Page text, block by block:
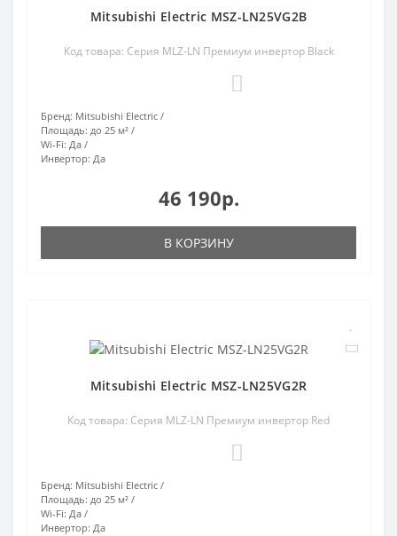
Mitsubishi Electric MSZ-LN25VG2B
Код товара: Серия MLZ-LN Премиум инвертор Black
Бренд: Mitsubishi Electric
Площадь: до 25 м²
Wi-Fi: Да
Инвертор: Да
46 190р.
В КОРЗИНУ
Mitsubishi Electric MSZ-LN25VG2R
Код товара: Серия MLZ-LN Премиум инвертор Red
Бренд: Mitsubishi Electric
Площадь: до 25 м²
Wi-Fi: Да
Инвертор: Да